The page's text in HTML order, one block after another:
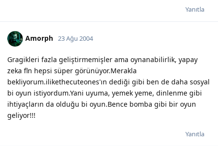
Yanıtla
Amorph 23 Ağu 2004
Gragikleri fazla geliştirmemişler ama oynanabilirlik, yapay
zeka fln hepsi süper görünüyor.Merakla
bekliyorum.ilikethecuteones'ın dediği gibi ben de daha sosyal
bi oyun istiyordum.Yani uyuma, yemek yeme, dinlenme gibi
ihtiyaçların da olduğu bi oyun.Bence bomba gibi bir oyun
geliyor!!!
Yanıtla